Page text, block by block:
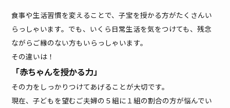
食事や生活習慣を変えることで、子宝を授かる方がたくさんい
らっしゃいます。でも、いくら日常生活を気をつけても、残念
ながらご縁のない方もいらっしゃいます。
その違いは！
「赤ちゃんを授かる力」
その力をしっかりつけてあげることが大切です。
現在、子どもを望むご夫婦の５組に１組の割合の方が悩んでい